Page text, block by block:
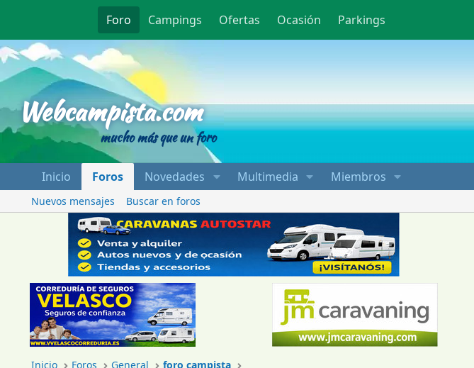
Foro Campings Ofertas Ocasión Parkings
Webcampista.com
mucho más que un foro
Inicio Foros Novedades Multimedia Miembros
Nuevos mensajes Buscar en foros
Inicio Foros General foro campista